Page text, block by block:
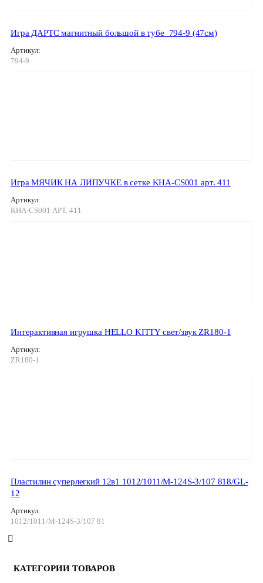
Игра ДАРТС магнитный большой в тубе_794-9 (47см)
Артикул:
794-9
Игра МЯЧИК НА ЛИПУЧКЕ в сетке KHA-CS001 арт. 411
Артикул:
KHA-CS001 АРТ. 411
Интерактивная игрушка HELLO KITTY свет/звук ZR180-1
Артикул:
ZR180-1
Пластилин суперлегкий 12в1 1012/1011/М-124S-3/107 818/GL-
12
Артикул:
1012/1011/М-124S-3/107 81
КАТЕГОРИИ ТОВАРОВ